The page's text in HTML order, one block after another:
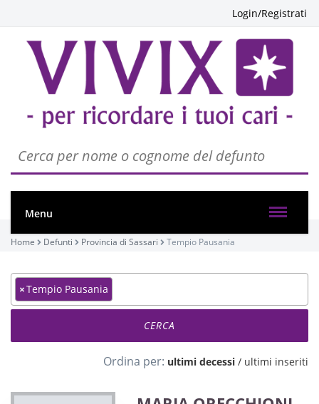
Login/Registrati
Menu
Home Defunti Provincia di Sassari Tempio Pausania
×Tempio Pausania
Ordina per: ultimi decessi / ultimi inseriti